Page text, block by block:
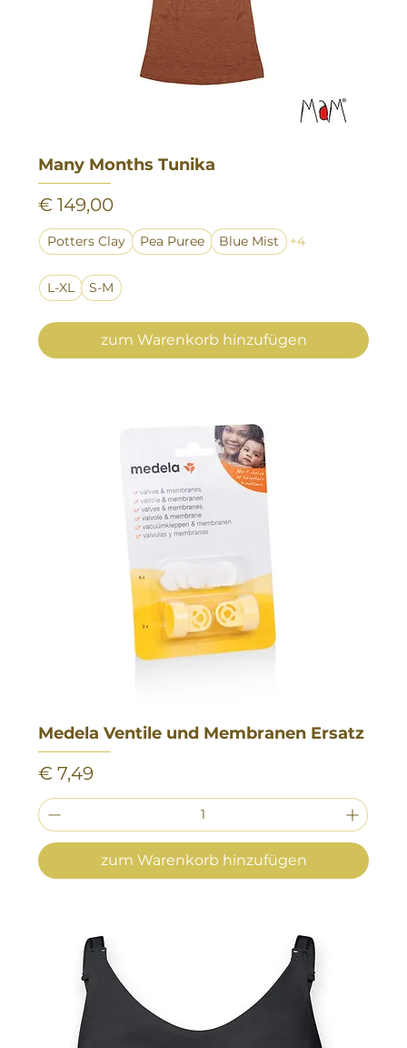
Many Months Tunika
Preis
€ 149,00
Potters Clay Pea Puree Blue Mist +4
L-XL S-M
zum Warenkorb hinzufügen
Medela Ventile und Membranen Ersatz
Preis
€ 7,49
zum Warenkorb hinzufügen